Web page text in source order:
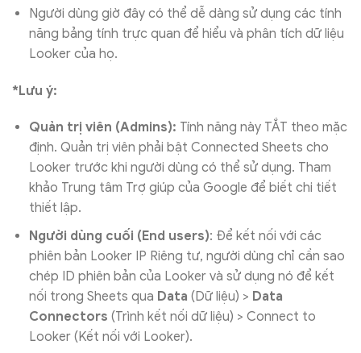
Người dùng giờ đây có thể dễ dàng sử dụng các tính
năng bảng tính trực quan để hiểu và phân tích dữ liệu
Looker của họ.
*Lưu ý:
Quản trị viên (Admins): Tính năng này TẮT theo mặc
định. Quản trị viên phải bật Connected Sheets cho
Looker trước khi người dùng có thể sử dụng. Tham
khảo Trung tâm Trợ giúp của Google để biết chi tiết
thiết lập.
Người dùng cuối (End users): Để kết nối với các
phiên bản Looker IP Riêng tư, người dùng chỉ cần sao
chép ID phiên bản của Looker và sử dụng nó để kết
nối trong Sheets qua Data (Dữ liệu) > Data
Connectors (Trình kết nối dữ liệu) > Connect to
Looker (Kết nối với Looker).